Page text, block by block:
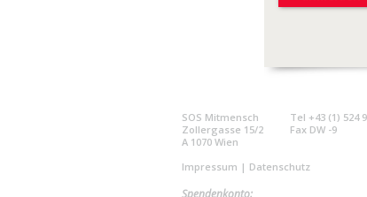
SOS Mitmensch
Zollergasse 15/2
A 1070 Wien
Tel +43 (1) 524
Fax DW -9
Impressum | Datenschutz
Spendenkonto: